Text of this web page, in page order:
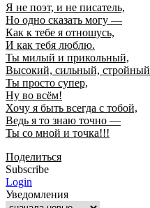
Я не поэт, и не писатель,
Но одно сказать могу —
Как к тебе я отношусь,
И как тебя люблю.
Ты милый и прикольный,
Высокий, сильный, стройный
Ты просто супер,
Ну во всём!
Хочу я быть всегда с тобой,
Ведь я то знаю точно —
Ты со мной и точка!!!
Поделиться
Subscribe
Login
Уведомления